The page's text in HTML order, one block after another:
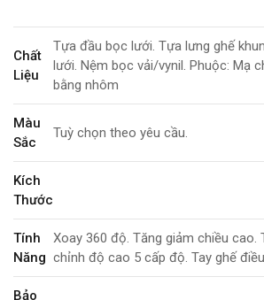
Chất
Liệu
Tựa đầu bọc lưới. Tựa lưng ghế
lưới. Nệm bọc vải/vynil. Phuộc: Mạ
bằng nhôm
Màu
Sắc
Tuỳ chọn theo yêu cầu.
Kích
Thước
Tính
Năng
Xoay 360 độ. Tăng giảm chiều cao.
chỉnh độ cao 5 cấp độ. Tay ghế
Bảo